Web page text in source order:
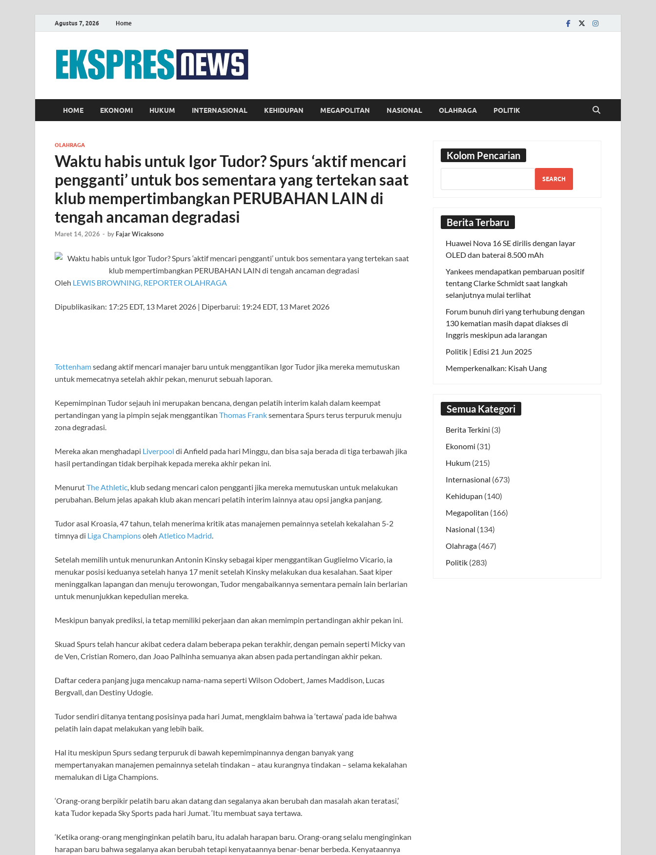
Agustus 7, 2026 Home
HOME EKONOMI HUKUM INTERNASIONAL KEHIDUPAN MEGAPOLITAN NASIONAL OLAHRAGA POLITIK
OLAHRAGA
Waktu habis untuk Igor Tudor? Spurs ‘aktif mencari
pengganti’ untuk bos sementara yang tertekan saat
klub mempertimbangkan PERUBAHAN LAIN di
tengah ancaman degradasi
Maret 14, 2026 - by Fajar Wicaksono
Oleh LEWIS BROWNING, REPORTER OLAHRAGA
Dipublikasikan: 17:25 EDT, 13 Maret 2026 | Diperbarui: 19:24 EDT, 13 Maret 2026
Tottenhamsedang aktif mencari manajer baru untuk menggantikan Igor Tudor jika mereka memutuskan
untuk memecatnya setelah akhir pekan, menurut sebuah laporan.
Kepemimpinan Tudor sejauh ini merupakan bencana, dengan pelatih interim kalah dalam keempat
pertandingan yang ia pimpin sejak menggantikan Thomas Franksementara Spurs terus terpuruk menuju
zona degradasi.
Mereka akan menghadapi Liverpool di Anfield pada hari Minggu, dan bisa saja berada di tiga terbawah jika
hasil pertandingan tidak berpihak kepada mereka akhir pekan ini.
MenurutThe Athletic, klub sedang mencari calon pengganti jika mereka memutuskan untuk melakukan
perubahan. Belum jelas apakah klub akan mencari pelatih interim lainnya atau opsi jangka panjang.
Tudor asal Kroasia, 47 tahun, telah menerima kritik atas manajemen pemainnya setelah kekalahan 5-2
timnya di Liga Championsoleh Atletico Madrid.
Setelah memilih untuk menurunkan Antonin Kinsky sebagai kiper menggantikan Guglielmo Vicario, ia
menukar posisi keduanya setelah hanya 17 menit setelah Kinsky melakukan dua kesalahan. Saat kiper
meninggalkan lapangan dan menuju terowongan, Tudor mengabaikannya sementara pemain lain berlarian
untuk menunjukkan kepedulian mereka.
Meskipun banyak prediksi, ia tetap memiliki pekerjaan dan akan memimpin pertandingan akhir pekan ini.
Skuad Spurs telah hancur akibat cedera dalam beberapa pekan terakhir, dengan pemain seperti Micky van
de Ven, Cristian Romero, dan Joao Palhinha semuanya akan absen pada pertandingan akhir pekan.
Daftar cedera panjang juga mencakup nama-nama seperti Wilson Odobert, James Maddison, Lucas
Bergvall, dan Destiny Udogie.
Tudor sendiri ditanya tentang posisinya pada hari Jumat, mengklaim bahwa ia ‘tertawa’ pada ide bahwa
pelatih lain dapat melakukan yang lebih baik.
Hal itu meskipun Spurs sedang terpuruk di bawah kepemimpinannya dengan banyak yang
mempertanyakan manajemen pemainnya setelah tindakan – atau kurangnya tindakan – selama kekalahan
memalukan di Liga Champions.
‘Orang-orang berpikir pelatih baru akan datang dan segalanya akan berubah dan masalah akan teratasi,’
kata Tudor kepada Sky Sports pada hari Jumat. ‘Itu membuat saya tertawa.
‘Ketika orang-orang menginginkan pelatih baru, itu adalah harapan baru. Orang-orang selalu menginginkan
harapan baru bahwa segalanya akan berubah tetapi kenyataannya benar-benar berbeda. Kenyataannya
Kolom Pencarian
SEARCH
Berita Terbaru
Huawei Nova 16 SE dirilis dengan layar
OLED dan baterai 8.500 mAh
Yankees mendapatkan pembaruan positif
tentang Clarke Schmidt saat langkah
selanjutnya mulai terlihat
Forum bunuh diri yang terhubung dengan
130 kematian masih dapat diakses di
Inggris meskipun ada larangan
Politik | Edisi 21 Jun 2025
Memperkenalkan: Kisah Uang
Semua Kategori
Berita Terkini (3)
Ekonomi (31)
Hukum (215)
Internasional (673)
Kehidupan (140)
Megapolitan (166)
Nasional (134)
Olahraga (467)
Politik (283)